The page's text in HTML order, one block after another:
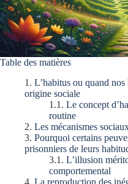
Table des matières
L’habitus ou quand
origine sociale
Le concept
routine
Les mécanismes
Pourquoi certains
prisonniers de leurs
L’illusion
comportemental